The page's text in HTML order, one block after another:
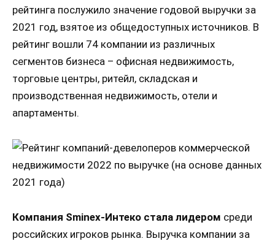
рейтинга послужило значение годовой выручки за
2021 год, взятое из общедоступных источников. В
рейтинг вошли 74 компании из различных
сегментов бизнеса – офисная недвижимость,
торговые центры, ритейл, складская и
производственная недвижимость, отели и
апартаменты.
Компания Sminex-Интеко стала лидером среди
российских игроков рынка. Выручка компании за